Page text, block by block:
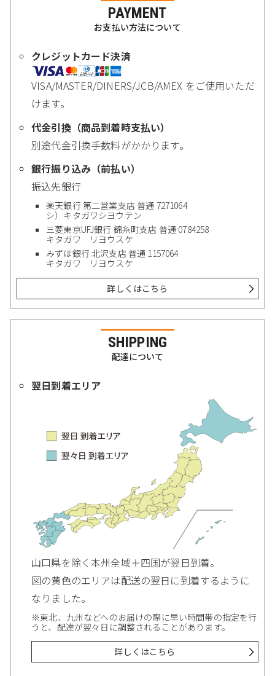
PAYMENT
お支払い方法について
クレジットカード決済
VISA/MASTER/DINERS/JCB/AMEX をご使用いただ
けます。
代金引換（商品到着時支払い）
別途代金引換手数料がかかります。
銀行振り込み（前払い）
振込先銀行
楽天銀行 第二営業支店 普通 7271064
シ）キタガワシヨウテン
三菱東京UFJ銀行 錦糸町支店 普通 0784258
キタガワ リヨウスケ
みずほ銀行 北沢支店 普通 1157064
キタガワ リヨウスケ
詳しくはこちら
SHIPPING
配達について
翌日到着エリア
山口県を除く本州全域＋四国が翌日到着。
図の黄色のエリアは配送の翌日に到着するように
なりました。
※東北、九州などへのお届けの際に早い時間帯の指定を行
うと、配達が翌々日に調整されることがあります。
詳しくはこちら